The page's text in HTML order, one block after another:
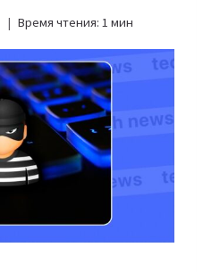
Время чтения: 1 мин